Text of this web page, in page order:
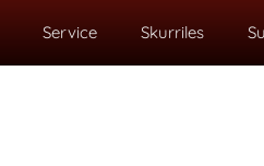
Service Skurriles